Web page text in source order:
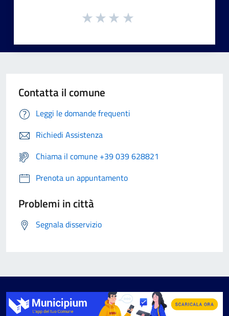
Contatta il comune
Leggi le domande frequenti
Richiedi Assistenza
Chiama il comune +39 039 628821
Prenota un appuntamento
Problemi in città
Segnala disservizio